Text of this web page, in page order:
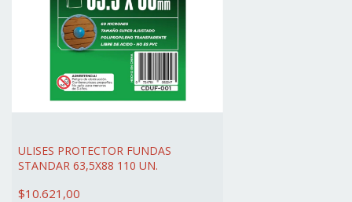
ULISES PROTECTOR FUNDAS
STANDAR 63,5X88 110 UN.
$10.621,00